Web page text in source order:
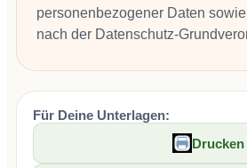
personenbezogener Daten
nach der Datenschutz-
Für Deine Unterlagen:
Drucken